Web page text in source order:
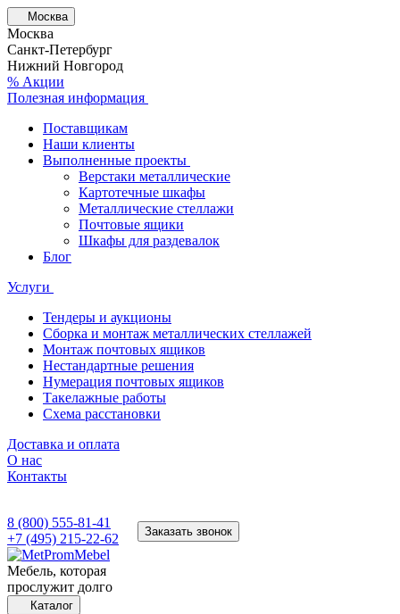
Москва
Москва
Санкт-Петербург
Нижний Новгород
% Акции
Полезная информация
Поставщикам
Наши клиенты
Выполненные проекты
Верстаки металлические
Картотечные шкафы
Металлические стеллажи
Почтовые ящики
Шкафы для раздевалок
Блог
Услуги
Тендеры и аукционы
Сборка и монтаж металлических стеллажей
Монтаж почтовых ящиков
Нестандартные решения
Нумерация почтовых ящиков
Такелажные работы
Схема расстановки
Доставка и оплата
О нас
Контакты
8 (800) 555-81-41
+7 (495) 215-22-62
Заказать звонок
Мебель, которая
прослужит долго
Каталог